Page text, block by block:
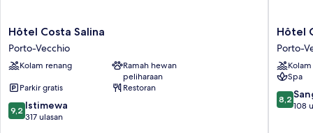
Hôtel
Costa
Salina
Porto-
Hôtel Costa Salina
Porto-Vecchio
Kolam renang
Ramah hewan
peliharaan
Parkir gratis
Restoran
9.2
dari
9,2 Istimewa
317 ulasan
Hôtel
Porto-
Vecchio
Hôtel
Porto-
Spa
8.2
dari
8,2
108